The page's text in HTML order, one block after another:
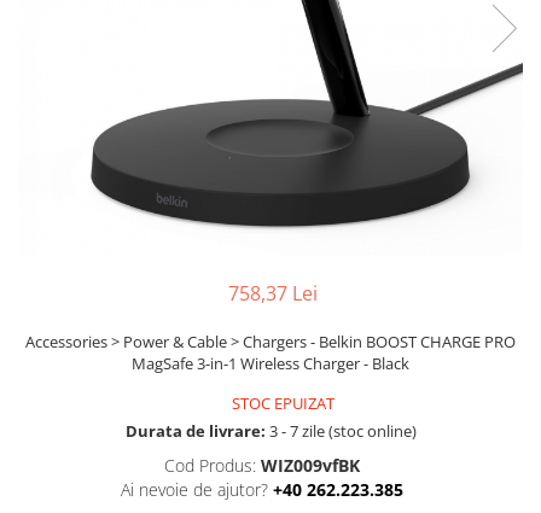
USB Hub
758,37 Lei
Accessories > Power & Cable > Chargers - Belkin BOOST CHARGE PRO
MagSafe 3-in-1 Wireless Charger - Black
STOC EPUIZAT
Durata de livrare: 3 - 7 zile (stoc online)
Cod Produs: WIZ009vfBK
Ai nevoie de ajutor? +40 262.223.385